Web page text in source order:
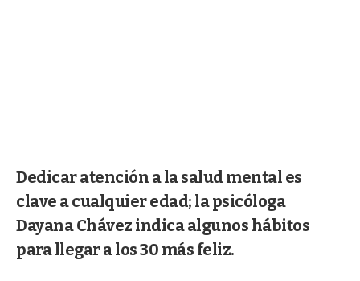
Dedicar atención a la salud mental es
clave a cualquier edad; la psicóloga
Dayana Chávez indica algunos hábitos
para llegar a los 30 más feliz.